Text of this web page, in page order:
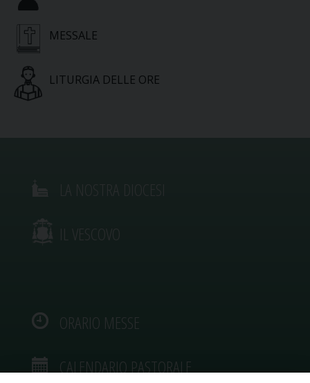
MESSALE
LITURGIA DELLE ORE
IL VESCOVO
ORARIO MESSE
CALENDARIO PASTORALE